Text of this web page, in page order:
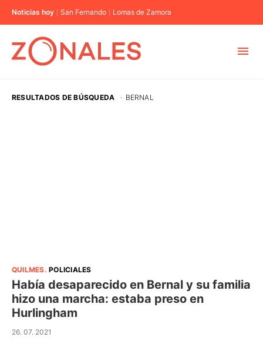
Noticias hoy San Fernando Lomas de Zamora
RESULTADOS DE BÚSQUEDA · BERNAL
QUILMES.POLICIALES
Había desaparecido en Bernal y su familia
hizo una marcha: estaba preso en
Hurlingham
26. 07. 2021